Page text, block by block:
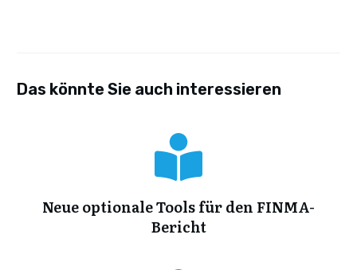
Das könnte Sie auch interessieren
Neue optionale Tools für den FINMA-
Bericht